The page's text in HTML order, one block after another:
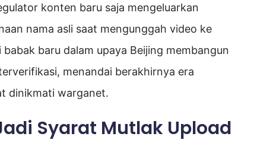
konten baru saja mengeluarkan
nama asli saat mengunggah video ke
baru dalam upaya Beijing membangun
menandai berakhirnya era
dinikmati warganet.
Syarat Mutlak Upload